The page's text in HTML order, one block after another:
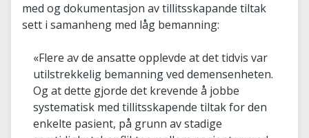
med og dokumentasjon av tillitsskapande tiltak
sett i samanheng med låg bemanning:
«Flere av de ansatte opplevde at det tidvis var
utilstrekkelig bemanning ved demensenheten.
Og at dette gjorde det krevende å jobbe
systematisk med tillitsskapende tiltak for den
enkelte pasient, på grunn av stadige